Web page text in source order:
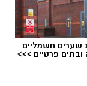
או מועמדת
שערים חשמליים
פרטיים >>>